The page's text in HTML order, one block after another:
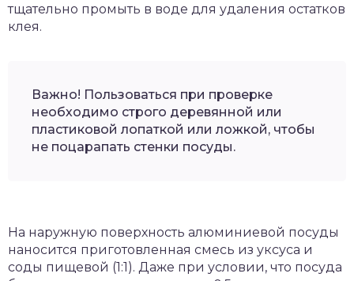
тщательно промыть в воде для удаления остатков
клея.
Важно! Пользоваться при проверке
необходимо строго деревянной или
пластиковой лопаткой или ложкой, чтобы
не поцарапать стенки посуды.
На наружную поверхность алюминиевой посуды
наносится приготовленная смесь из уксуса и
соды пищевой (1:1). Даже при условии, что посуда